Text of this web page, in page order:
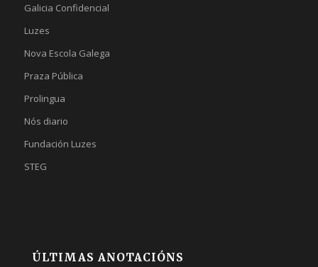
Galicia Confidencial
Luzes
Nova Escola Galega
Praza Pública
Prolingua
Nós diario
Fundación Luzes
STEG
ÚLTIMAS ANOTACIÓNS